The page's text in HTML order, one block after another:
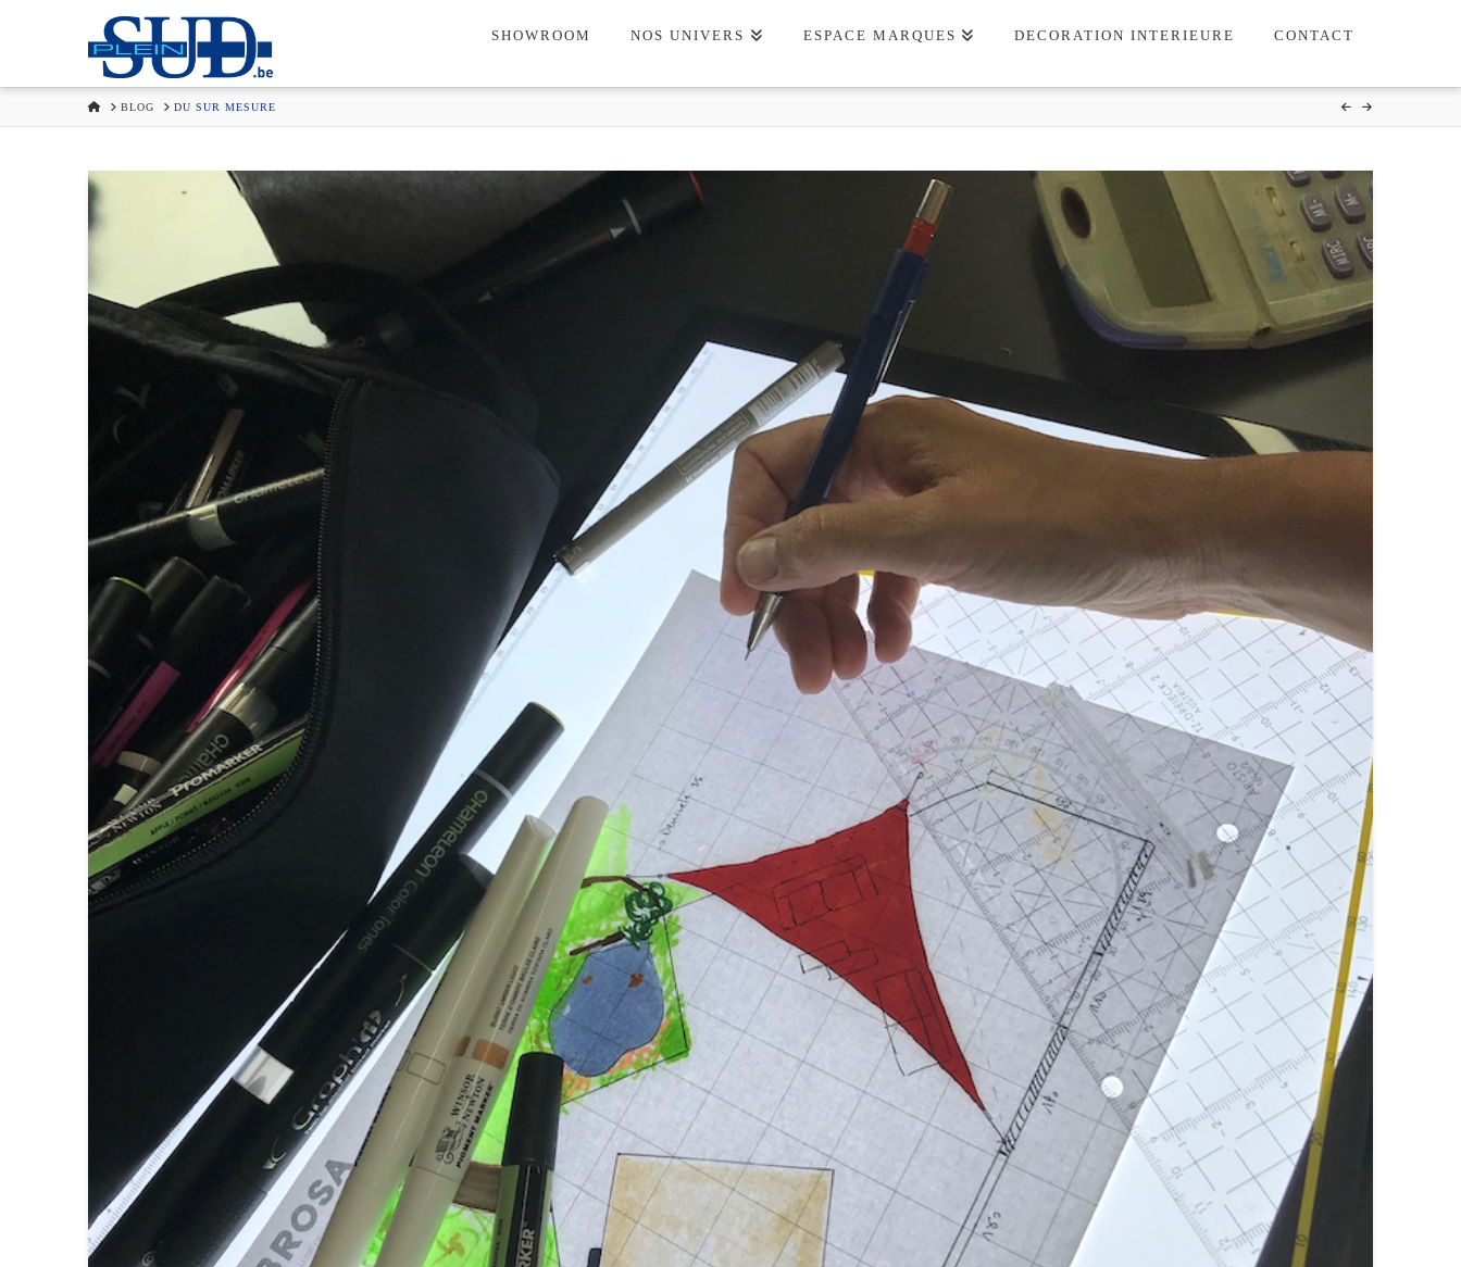
SHOWROOM NOS UNIVERS ESPACE MARQUES DECORATION INTERIEURE CONTACT
HOMEBLOG DU SUR MESURE